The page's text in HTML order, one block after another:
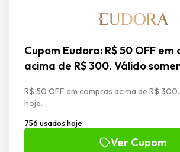
Cupom Eudora: R$ 50 OFF em
acima de R$ 300. Válido
R$ 50 OFF em compras acima de R$
hoje.
756 usados hoje
Ver Cupom